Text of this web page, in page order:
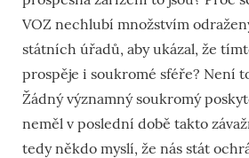
VOZ nechlubí množstvím
státních úřadů, aby ukázal, že
prospěje i soukromé sféře? Není
Žádný významný soukromý
neměl v poslední době takto
tedy někdo myslí, že nás stát